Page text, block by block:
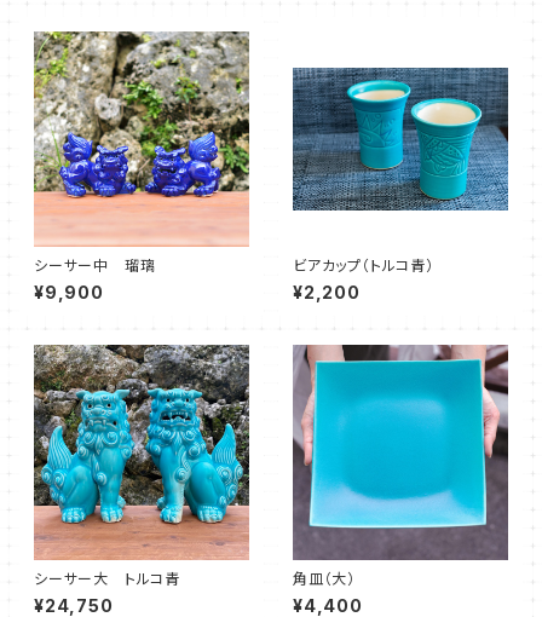
シーサー中 瑠璃
¥9,900
ビアカップ（トルコ青）
¥2,200
シーサー大 トルコ青
¥24,750
角皿（大）
¥4,400